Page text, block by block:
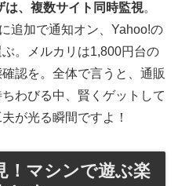
は、複数サイト同時監視。
追加で通知オン、Yahoo!の
。メルカリは1,800円台の
認を。全体で言うと、通販
わびる中、賢くゲットして
が光る瞬間ですよ！
！マシンで遊ぶ楽